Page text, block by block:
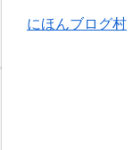
にほんブログ村